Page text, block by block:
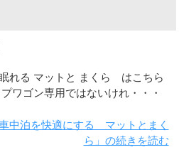
れる マットと まくら はこちら
ワゴン専用ではないけれ・・・
中泊を快適にする マットとまく
ら」の続きを読む